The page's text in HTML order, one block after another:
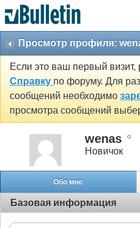
Просмотр профиля:
Если это ваш первый визит,
Справку по форуму. Для
сообщений необходимо
просмотра сообщений
wenas
Новичок
Обо мне
Базовая информация